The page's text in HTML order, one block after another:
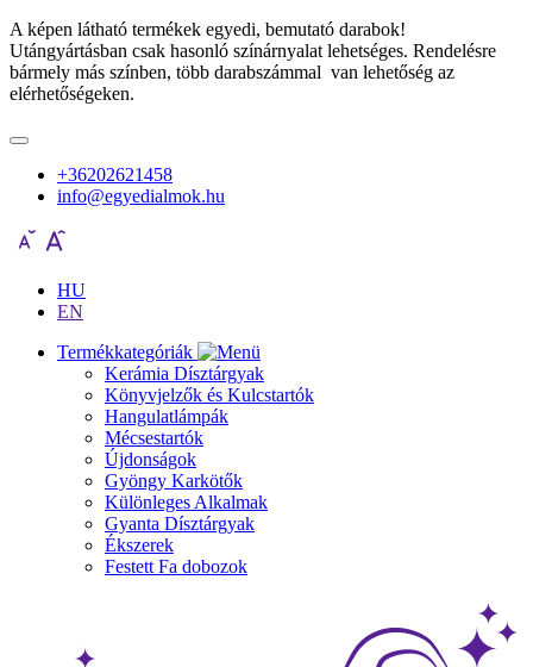
A képen látható termékek egyedi, bemutató darabok!
Utángyártásban csak hasonló színárnyalat lehetséges. Rendelésre
bármely más színben, több darabszámmal van lehetőség az
elérhetőségeken.
+36202621458
info@egyedialmok.hu
HU
EN
Termékkategóriák
Kerámia Dísztárgyak
Könyvjelzők és Kulcstartók
Hangulatlámpák
Mécsestartók
Újdonságok
Gyöngy Karkötők
Különleges Alkalmak
Gyanta Dísztárgyak
Ékszerek
Festett Fa dobozok